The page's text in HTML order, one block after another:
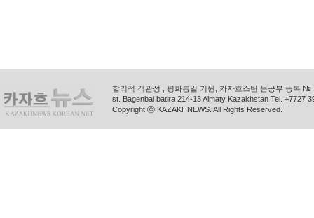
합리적 객관성 , 평화통일 기원, 카자흐스탄 문공부 등록
st. Bagenbai batira 214-13 Almaty Kazakhstan Tel. +7727
Copyright ⓒ KAZAKHNEWS. All Rights Reserved.